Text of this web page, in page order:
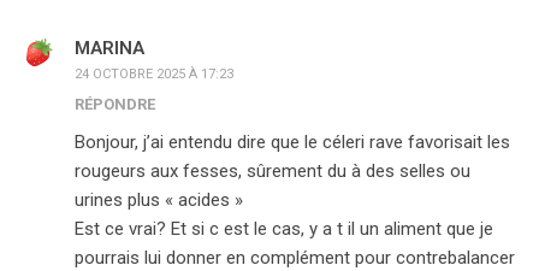
MARINA
24 OCTOBRE 2025 À 17:23
RÉPONDRE
Bonjour, j’ai entendu dire que le céleri rave favorisait les
rougeurs aux fesses, sûrement du à des selles ou
urines plus « acides »
Est ce vrai? Et si c est le cas, y a t il un aliment que je
pourrais lui donner en complément pour contrebalancer